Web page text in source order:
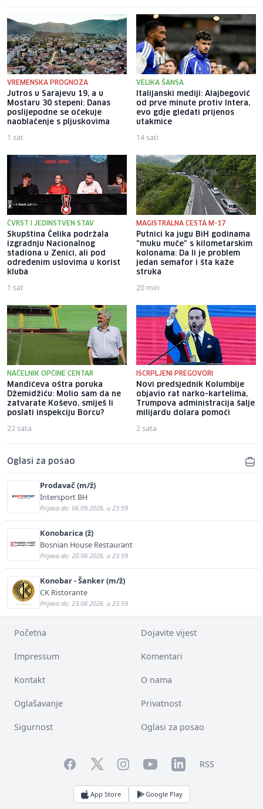
VREMENSKA PROGNOZA
Jutros u Sarajevu 19, a u
Mostaru 30 stepeni: Danas
poslijepodne se očekuje
naoblačenje s pljuskovima
1 sat
VELIKA ŠANSA
Italijanski mediji: Alajbegović
od prve minute protiv Intera,
evo gdje gledati prijenos
utakmice
14 sati
ČVRST I JEDINSTVEN STAV
Skupština Čelika podržala
izgradnju Nacionalnog
stadiona u Zenici, ali pod
određenim uslovima u korist
kluba
1 sat
MAGISTRALNA CESTA M-17
Putnici ka jugu BiH godinama
"muku muče" s kilometarskim
kolonama: Da li je problem
jedan semafor i šta kaže
struka
20 min
NAČELNIK OPĆINE CENTAR
Mandićeva oštra poruka
Džemidžiću: Molio sam da ne
zatvarate Koševo, smiješ li
poslati inspekciju Borcu?
22 sata
ISCRPLJENI PREGOVORI
Novi predsjednik Kolumbije
objavio rat narko-kartelima,
Trumpova administracija šalje
milijardu dolara pomoći
2 sata
Oglasi za posao
Prodavač (m/ž)
Intersport BH
Prijava do: 06.09.2026. u 23:59
Konobarica (ž)
Bosnian House Restaurant
Prijava do: 20.08.2026. u 23:59
Konobar - Šanker (m/ž)
CK Ristorante
Prijava do: 23.08.2026. u 23:59
Početna Dojavite vijest
Impressum Komentari
Kontakt O nama
Oglašavanje Privatnost
Sigurnost Oglasi za posao
FacebookTwitterInstagramYouTubeLinkedInRSS
App Store Google Play